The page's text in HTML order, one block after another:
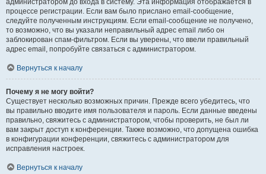
администратором до входа в систему. Эта информация отображается в
процессе регистрации. Если вам было прислано email-сообщение,
следуйте полученным инструкциям. Если email-сообщение не получено,
то возможно, что вы указали неправильный адрес email либо он
заблокирован спам-фильтром. Если вы уверены, что ввели правильный
адрес email, попробуйте связаться с администратором.
Вернуться к началу
Почему я не могу войти?
Существует несколько возможных причин. Прежде всего убедитесь, что
вы правильно вводите имя пользователя и пароль. Если данные введены
правильно, свяжитесь с администратором, чтобы проверить, не был ли
вам закрыт доступ к конференции. Также возможно, что допущена ошибка
в конфигурации конференции, свяжитесь с администратором для
исправления настроек.
Вернуться к началу